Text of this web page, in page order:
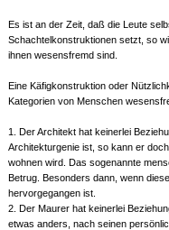
Es ist an der Zeit, daß die Leute
Schachtelkonstruktionen setzt, so
ihnen wesensfremd sind.
Eine Käfigkonstruktion oder
Kategorien von Menschen
1. Der Architekt hat keinerlei
Architekturgenie ist, so kann er
wohnen wird. Das sogenannte
Betrug. Besonders dann, wenn
hervorgegangen ist.
2. Der Maurer hat keinerlei
etwas anders, nach seinen